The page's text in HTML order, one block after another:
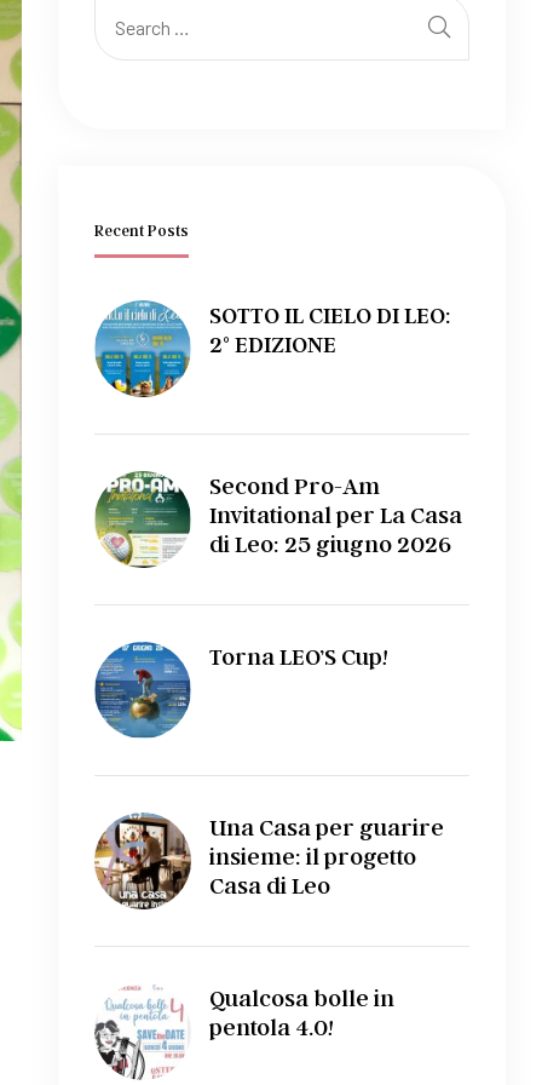
Recent Posts
SOTTO IL CIELO DI LEO:
2° EDIZIONE
Second Pro-Am
Invitational per La Casa
di Leo: 25 giugno 2026
Torna LEO’S Cup!
Una Casa per guarire
insieme: il progetto
Casa di Leo
Qualcosa bolle in
pentola 4.0!